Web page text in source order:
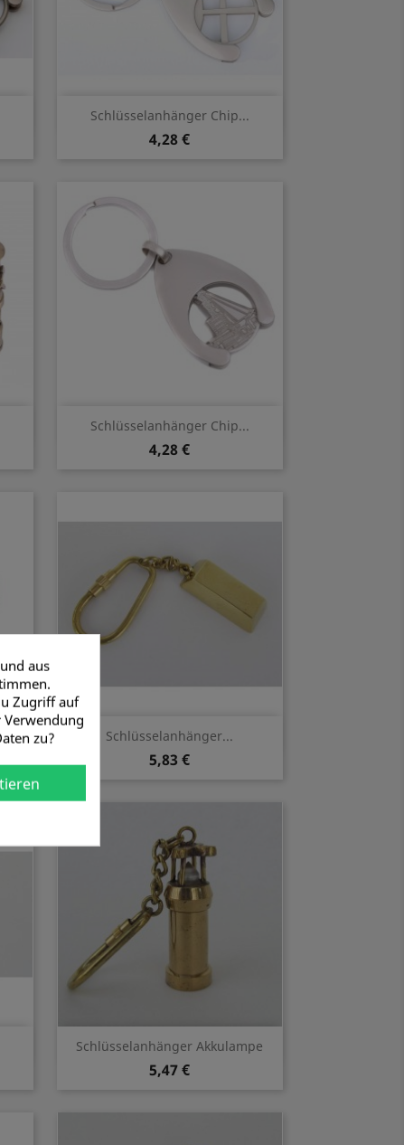
Schlüsselanhänger Chip...
4,28 €
Vorschau
Schlüsselanhänger Chip...
4,28 €
Vorschau
Schlüsselanhänger...
5,83 €
Vorschau
Schlüsselanhänger Akkulampe
5,47 €
Vorschau
aus
Zugriff auf
zu?